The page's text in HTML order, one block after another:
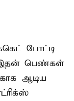
போட்டி
இதன் பெண்கள்
ஆடிய